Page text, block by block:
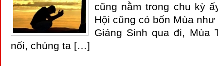
cũng nằm trong chu kỳ
Hội cũng có bốn Mùa
Giáng Sinh qua đi, Mùa
nối, chúng ta […]